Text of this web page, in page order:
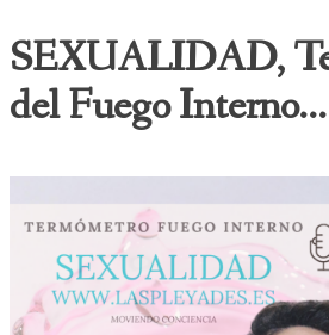
SEXUALIDAD,
del Fuego Interno...